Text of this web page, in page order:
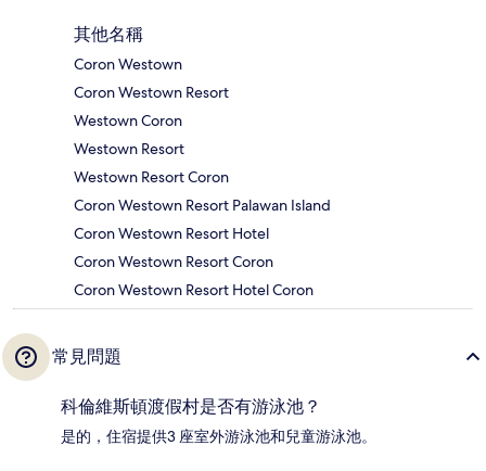
其他名稱
Coron Westown
Coron Westown Resort
Westown Coron
Westown Resort
Westown Resort Coron
Coron Westown Resort Palawan Island
Coron Westown Resort Hotel
Coron Westown Resort Coron
Coron Westown Resort Hotel Coron
常見問題
科倫維斯頓渡假村是否有游泳池？
是的，住宿提供3 座室外游泳池和兒童游泳池。